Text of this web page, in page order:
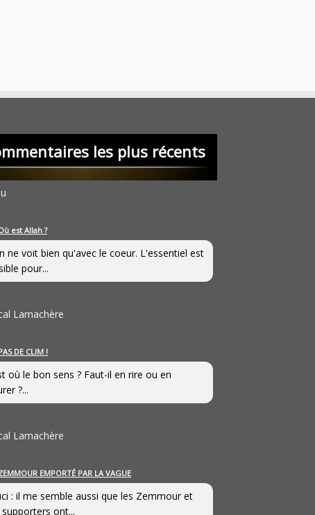
les plus récents
est Allah ?
ne voit bien qu'avec le coeur. L'essentiel est
pour...
Lamachère
DE CLIM !
où le bon sens ? Faut-il en rire ou en
?...
Lamachère
EMPORTÉ PAR LA VAGUE
: il me semble aussi que les Zemmour et
ont...